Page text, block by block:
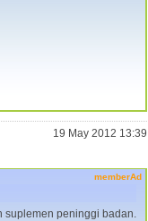
19 May 2012 13:39
memberAd
suplemen peninggi badan.